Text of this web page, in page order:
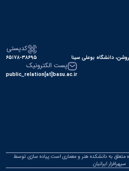
دانشگاه بوعلی سینا
کدپستی
۶۵۱۷۸-۳۸۶۹۵
پست الکترونیک
public_relation[at]basu.ac.ir
متعلق به دانشکده هنر و معماری است.پیاده سازی توسط
سپهرافزار ایرانیان